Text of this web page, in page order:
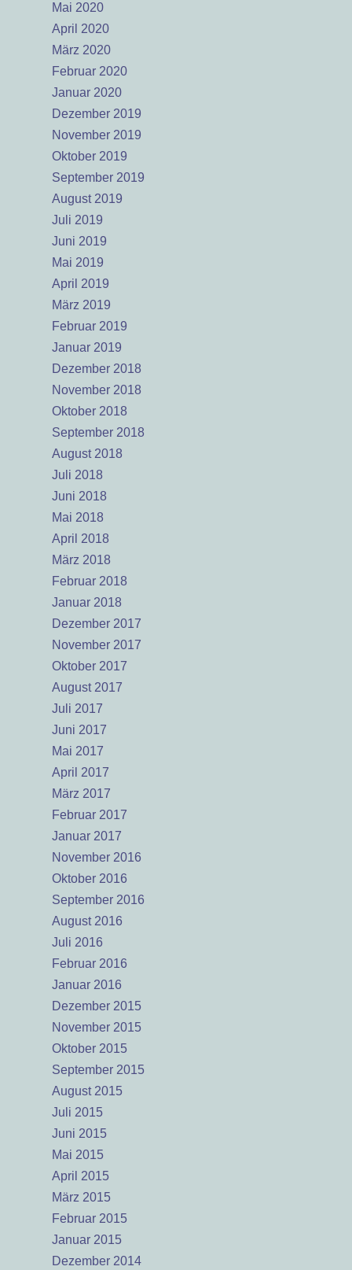
Mai 2020
April 2020
März 2020
Februar 2020
Januar 2020
Dezember 2019
November 2019
Oktober 2019
September 2019
August 2019
Juli 2019
Juni 2019
Mai 2019
April 2019
März 2019
Februar 2019
Januar 2019
Dezember 2018
November 2018
Oktober 2018
September 2018
August 2018
Juli 2018
Juni 2018
Mai 2018
April 2018
März 2018
Februar 2018
Januar 2018
Dezember 2017
November 2017
Oktober 2017
August 2017
Juli 2017
Juni 2017
Mai 2017
April 2017
März 2017
Februar 2017
Januar 2017
November 2016
Oktober 2016
September 2016
August 2016
Juli 2016
Februar 2016
Januar 2016
Dezember 2015
November 2015
Oktober 2015
September 2015
August 2015
Juli 2015
Juni 2015
Mai 2015
April 2015
März 2015
Februar 2015
Januar 2015
Dezember 2014